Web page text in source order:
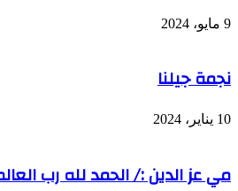
9 مايو، 2024
نجمة جيلنا
10 يناير، 2024
مي عز الدين :/ الحمد لله رب